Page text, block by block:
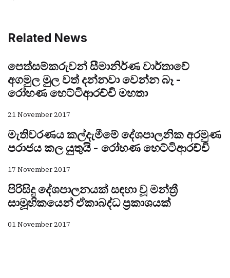
Related News
පෙත්සම්කරුවන් සීමානිර්ණ වාර්තාවේ
අගමුල මුල වත් දන්නවා වෙන්න බෑ -
රෝහණ හෙට්ටිආරච්චි මහතා
21 November 2017
මැතිවරණය කල්දැමීමේ දේශපාලනික අරමුණ
පරාජය කල යුතුයි - රෝහණ හෙට්ටිආරච්චි
17 November 2017
පිරිසිදු දේශපාලනයක් සඳහා වූ මන්ත්‍රී
සාමූහිකයෙන් ඒකාබද්ධ ප්‍රකාශයක්
01 November 2017